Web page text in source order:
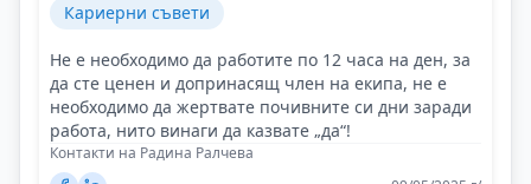
Кариерни съвети
Не е необходимо да работите по 12 часа на ден, за
да сте ценен и допринасящ член на екипа, не е
необходимо да жертвате почивните си дни заради
работа, нито винаги да казвате „да“!
Контакти на Радина Ралчева